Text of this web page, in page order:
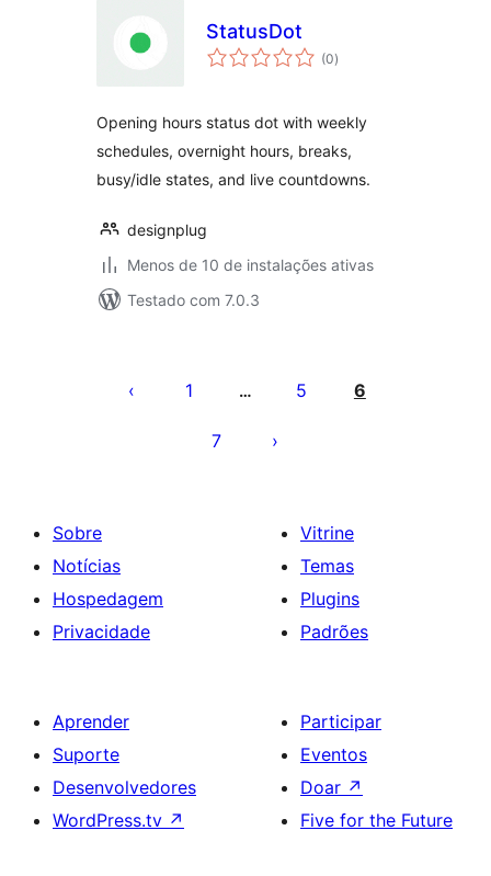
StatusDot
(0total
de
)
Opening hours status dot with weekly
schedules, overnight hours, breaks,
busy/idle states, and live countdowns.
designplug
Menos de 10 de instalações ativas
Testado com 7.0.3
1 … 5 6
7
Sobre
Notícias
Hospedagem
Privacidade
Vitrine
Temas
Plugins
Padrões
Aprender
Suporte
Desenvolvedores
WordPress.tv ↗
Participar
Eventos
Doar ↗
Five for the Future